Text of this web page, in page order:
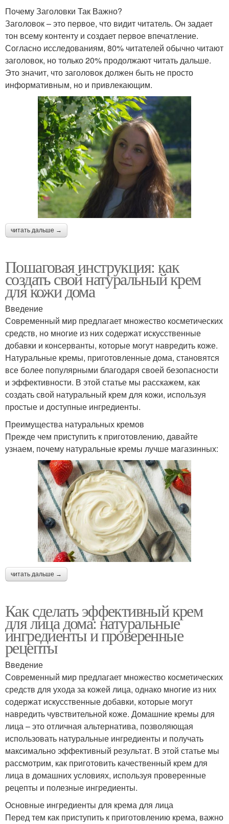
Почему Заголовки Так Важно?
Заголовок – это первое, что видит читатель. Он задает
тон всему контенту и создает первое впечатление.
Согласно исследованиям, 80% читателей обычно читают
заголовок, но только 20% продолжают читать дальше.
Это значит, что заголовок должен быть не просто
информативным, но и привлекающим.
читать дальше →
Пошаговая инструкция: как
создать свой натуральный крем
для кожи дома
Введение
Современный мир предлагает множество косметических
средств, но многие из них содержат искусственные
добавки и консерванты, которые могут навредить коже.
Натуральные кремы, приготовленные дома, становятся
все более популярными благодаря своей безопасности
и эффективности. В этой статье мы расскажем, как
создать свой натуральный крем для кожи, используя
простые и доступные ингредиенты.
Преимущества натуральных кремов
Прежде чем приступить к приготовлению, давайте
узнаем, почему натуральные кремы лучше магазинных:
читать дальше →
Как сделать эффективный крем
для лица дома: натуральные
ингредиенты и проверенные
рецепты
Введение
Современный мир предлагает множество косметических
средств для ухода за кожей лица, однако многие из них
содержат искусственные добавки, которые могут
навредить чувствительной коже. Домашние кремы для
лица – это отличная альтернатива, позволяющая
использовать натуральные ингредиенты и получать
максимально эффективный результат. В этой статье мы
рассмотрим, как приготовить качественный крем для
лица в домашних условиях, используя проверенные
рецепты и полезные ингредиенты.
Основные ингредиенты для крема для лица
Перед тем как приступить к приготовлению крема, важно